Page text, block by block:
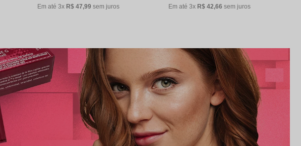
Em até 3x R$ 47,99 sem juros Em até 3x R$ 42,66 sem juros